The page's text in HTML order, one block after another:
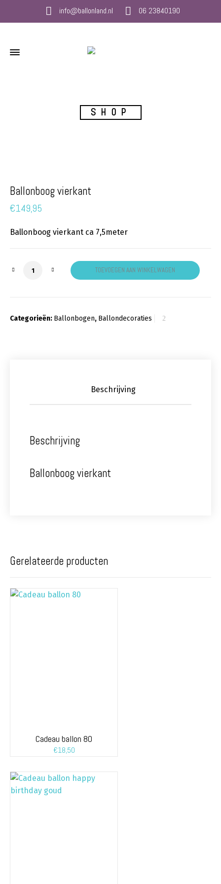
info@ballonland.nl 06 23840190
SHOP
Ballonboog vierkant
€149,95
Ballonboog vierkant ca 7,5meter
Ballonboog vierkant aantalTOEVOEGEN AAN WINKELWAGEN
Categorieën: Ballonbogen, Ballondecoraties
Beschrijving
Beschrijving
Ballonboog vierkant
Gerelateerde producten
Cadeau ballon 80
€18,50